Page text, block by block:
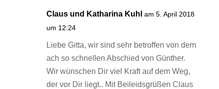
Claus und Katharina Kuhl am 5. April 2018
um 12:24
Liebe Gitta, wir sind sehr betroffen von dem
ach so schnellen Abschied von Günther.
Wir wünschen Dir viel Kraft auf dem Weg,
der vor Dir liegt.. Mit Beileidsgrüßen Claus